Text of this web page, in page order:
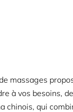
massages
à vos besoins,
chinois, qui